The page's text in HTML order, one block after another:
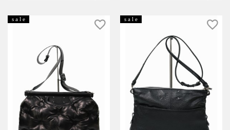
s a l e s a l e